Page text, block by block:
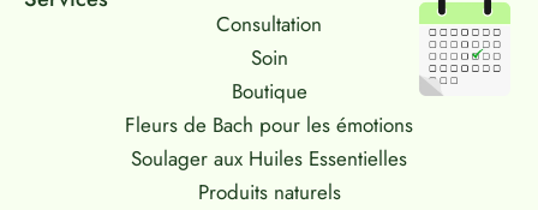
Consultation
Soin
Boutique
Fleurs de Bach pour les émotions
Soulager aux Huiles Essentielles
Produits naturels